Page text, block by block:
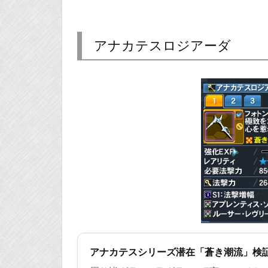
アナカテスロジアーダ
アナカテスシリーズ潜在「蒼き潮流」検